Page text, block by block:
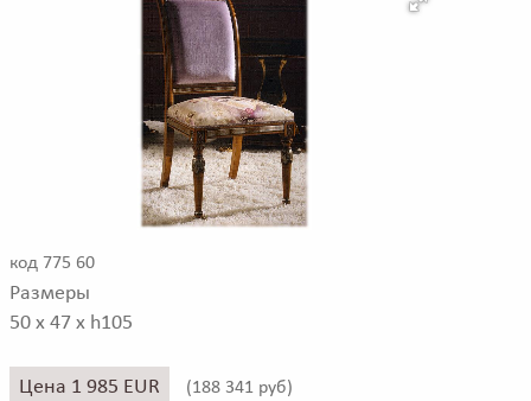
код 775 60
Размеры
50 x 47 x h105
Цена 1 985 EUR (188 341 руб)